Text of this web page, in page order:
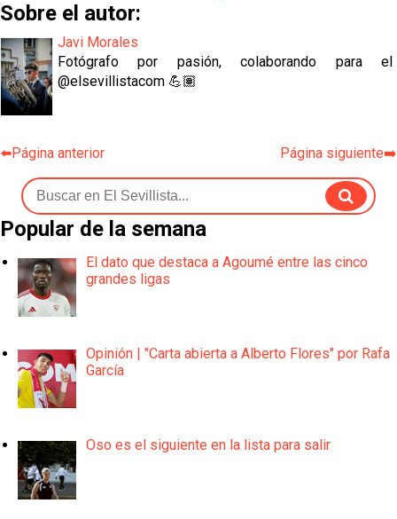
Sobre el autor:
Javi Morales
Fotógrafo por pasión, colaborando para el
@elsevillistacom 💪🏽
⬅️Página anterior Página siguiente➡️
Popular de la semana
El dato que destaca a Agoumé entre las cinco
grandes ligas
Opinión | "Carta abierta a Alberto Flores" por Rafa
García
Oso es el siguiente en la lista para salir